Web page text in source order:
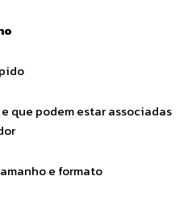
que podem estar associadas
e formato